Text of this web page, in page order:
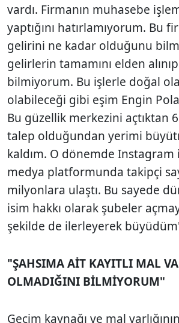
vardı. Firmanın muhasebe
yaptığını hatırlamıyorum. Bu
gelirini ne kadar olduğunu
gelirlerin tamamını elden alınıp
bilmiyorum. Bu işlerle doğal
olabileceği gibi eşim Engin
Bu güzellik merkezini açtıktan
talep olduğundan yerimi
kaldım. O dönemde Instagram
medya platformunda takipçi
milyonlara ulaştı. Bu sayede
isim hakkı olarak şubeler
şekilde de ilerleyerek
"ŞAHSIMA AİT KAYITLI MAL
OLMADIĞINI BİLMİYORUM"
Geçim kaynağı ve mal